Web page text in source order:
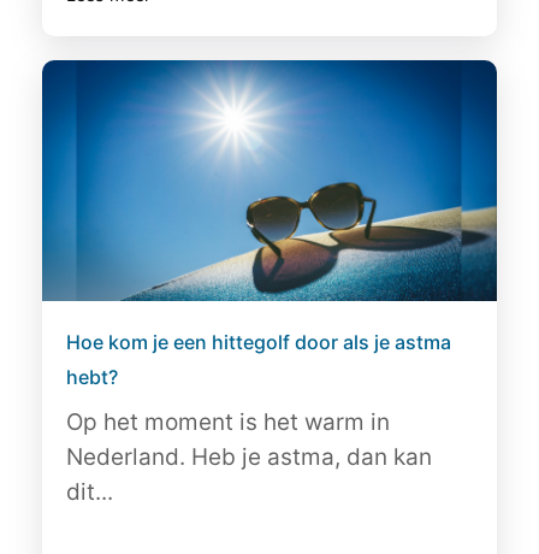
Hoe kom je een hittegolf door als je astma
hebt?
Op het moment is het warm in
Nederland. Heb je astma, dan kan
dit...